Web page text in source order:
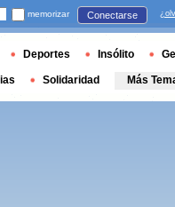
memorizar Conectarse
Deportes Insólito
Solidaridad Más